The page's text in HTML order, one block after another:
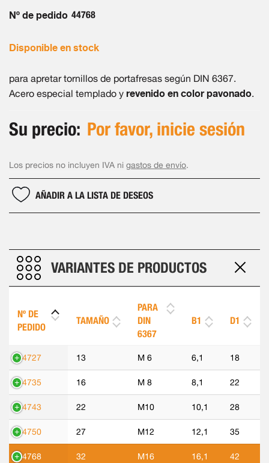
de
Nº de pedido 44768
Disponible en stock
para apretar tornillos de portafresas según DIN 6367.
Acero especial templado y revenido en color pavonado.
Su precio: Por favor, inicie sesión
Los precios no incluyen IVA ni gastos de envío.
AÑADIR A LA LISTA DE DESEOS
VARIANTES DE PRODUCTOS
Nº DE
PEDIDO
TAMAÑO
PARA
DIN
6367
B1 D1
44727 13 M 6 6,1 18
44735 16 M 8 8,1 22
44743 22 M10 10,1 28
44750 27 M12 12,1 35
44768 32 M16 16,1 42